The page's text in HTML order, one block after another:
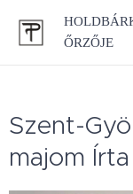
ŐRZŐJE
Szent-
majom